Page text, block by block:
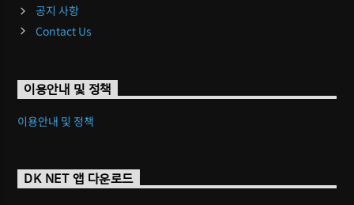
공지 사항
Contact Us
이용안내 및 정책
이용안내 및 정책
DK NET 앱 다운로드